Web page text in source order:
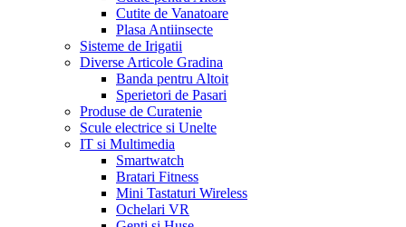
Cutite de Vanatoare
Plasa Antiinsecte
Sisteme de Irigatii
Diverse Articole Gradina
Banda pentru Altoit
Sperietori de Pasari
Produse de Curatenie
Scule electrice si Unelte
IT si Multimedia
Smartwatch
Bratari Fitness
Mini Tastaturi Wireless
Ochelari VR